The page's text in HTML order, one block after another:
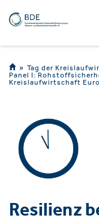
Tag der
Panel I:
Kreislaufwirtschaft
Resilienz